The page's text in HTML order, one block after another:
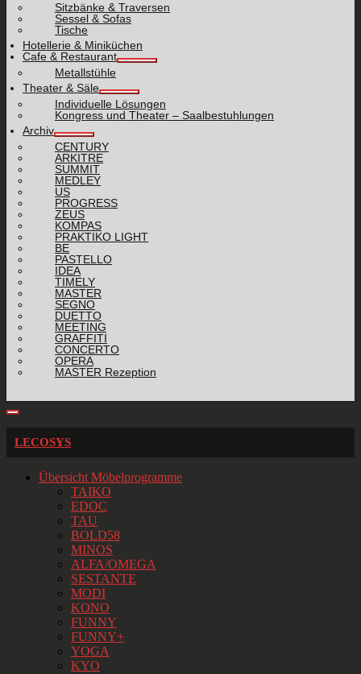
Sitzbänke & Traversen
Sessel & Sofas
Tische
Hotellerie & Miniküchen
Cafe & Restaurant
Metallstühle
Theater & Säle
Individuelle Lösungen
Kongress und Theater – Saalbestuhlungen
Archiv
CENTURY
ARKITRE
SUMMIT
MEDLEY
US
PROGRESS
ZEUS
KOMPAS
PRAKTIKO LIGHT
BE
PASTELLO
IDEA
TIMELY
MASTER
SEGNO
DUETTO
MEETING
GRAFFITI
CONCERTO
OPERA
MASTER Rezeption
LECOSYS
Übersicht Möbelprogramme
TAIKO
EDOC
TAU
BOLD58
MINOS
ALFA/OMEGA
SESTANTE
MODI
KONO
FUNNY
FUNNY+
YOGA
KYO